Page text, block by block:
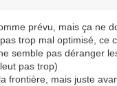
prévu, mais ça ne
trop mal optimisé, ce
semble pas déranger
pas trop)
frontière, mais juste